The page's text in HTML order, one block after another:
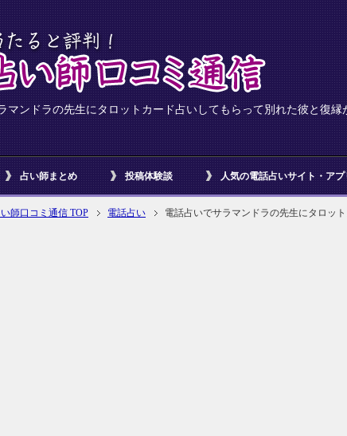
マンドラの先生にタロットカード占いしてもらって別れた彼と復縁
占い師まとめ 投稿体験談 人気の電話占いサイト・アプ
師口コミ通信 TOP 電話占い 電話占いでサラマンドラの先生にタロッ